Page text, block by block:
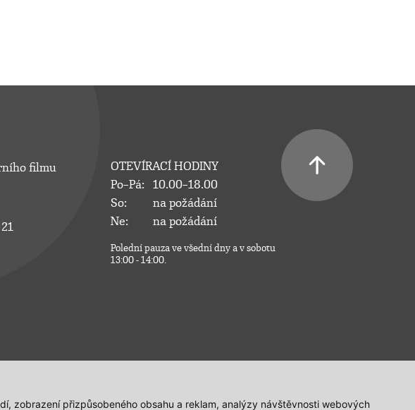
zobrazení přizpůsobeného obsahu a reklam, analýzy návštěvnosti webových
filmu
OTEVÍRACÍ HODINY
Po–Pá:
10.00–18.00
So:
na požádání
Ne:
na požádání
Polední pauza ve všední dny a v sobotu
13:00 - 14:00.